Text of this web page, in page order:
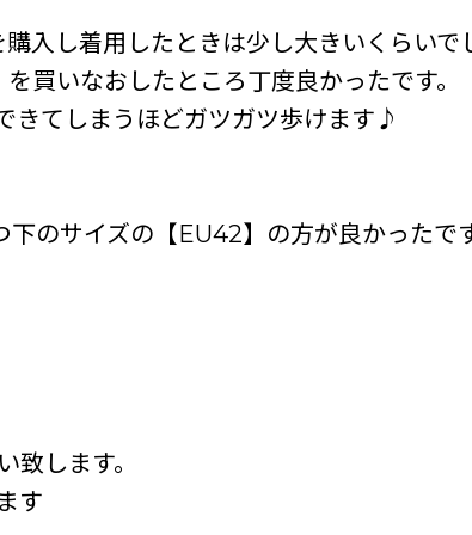
入し着用したときは少し大きいくらいで
買いなおしたところ丁度良かったです。
きてしまうほどガツガツ歩けます♪
のサイズの【EU42】の方が良かったです
致します。
す